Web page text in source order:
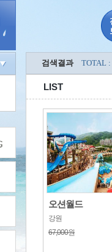
검색결과 TOTAL :
LIST
오션월드
강원
67,000원